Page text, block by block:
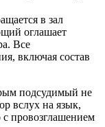
в зал
оглашает
Все
включая состав
подсудимый не
вслух на язык,
провозглашением